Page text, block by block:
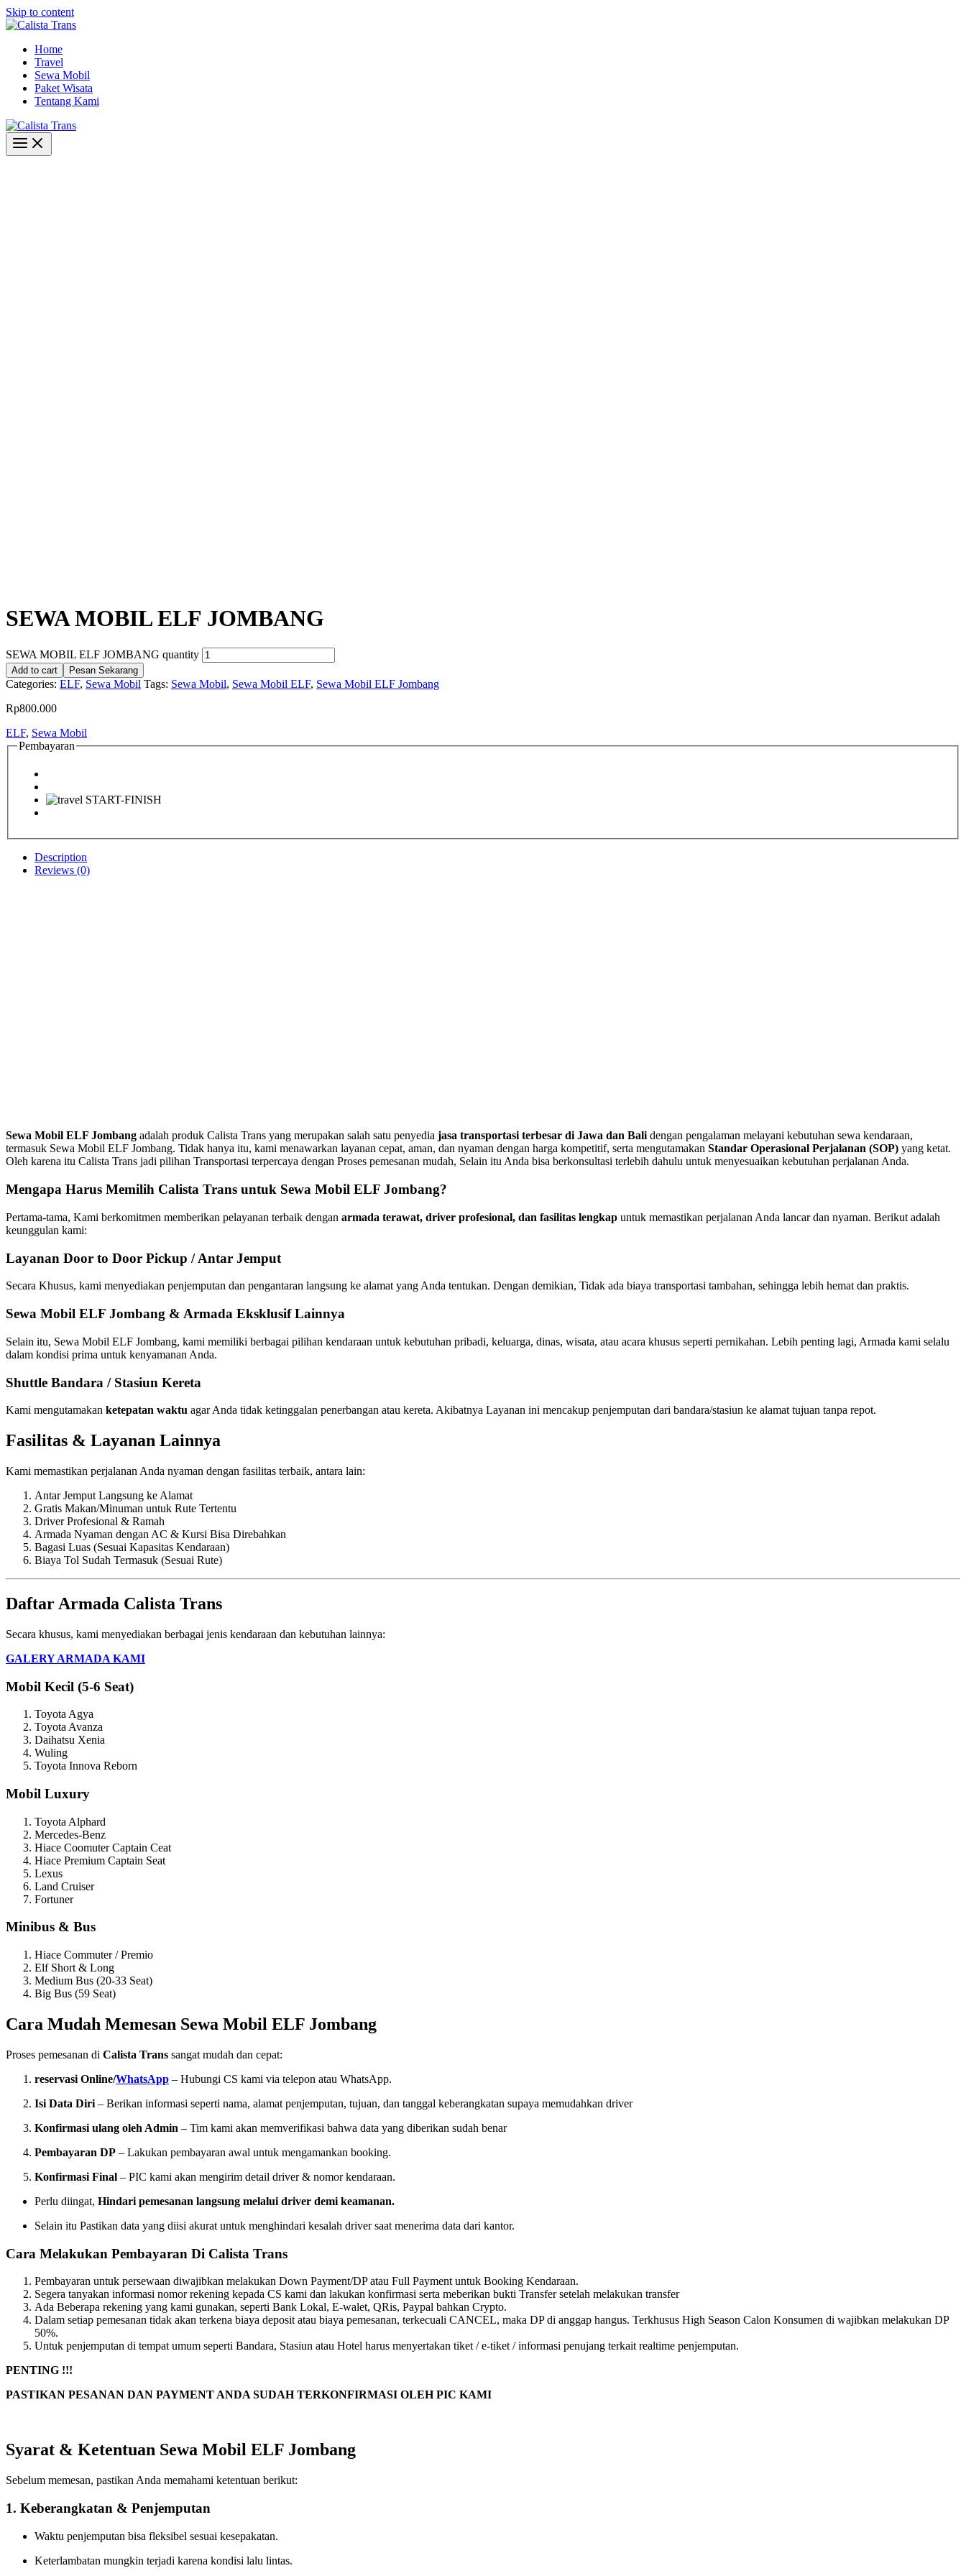
Skip to content
Home
Travel
Sewa Mobil
Paket Wisata
Tentang Kami
SEWA MOBIL ELF JOMBANG
SEWA MOBIL ELF JOMBANG quantity
Add to cart Pesan Sekarang
Categories: ELF, Sewa Mobil Tags: Sewa Mobil, Sewa Mobil ELF, Sewa Mobil ELF Jombang
Rp800.000
ELF, Sewa Mobil
Pembayaran
Description
Reviews (0)
Sewa Mobil ELF Jombang adalah produk Calista Trans yang merupakan salah satu penyedia jasa transportasi terbesar di Jawa dan Balidengan pengalaman melayani kebutuhan sewa kendaraan,
termasuk Sewa Mobil ELF Jombang. Tidak hanya itu, kami menawarkan layanan cepat, aman, dan nyaman dengan harga kompetitif, serta mengutamakan Standar Operasional Perjalanan (SOP) yang ketat.
Oleh karena itu Calista Trans jadi pilihan Transportasi terpercaya dengan Proses pemesanan mudah, Selain itu Anda bisa berkonsultasi terlebih dahulu untuk menyesuaikan kebutuhan perjalanan Anda.
Mengapa Harus Memilih Calista Trans untuk Sewa Mobil ELF Jombang?
Pertama-tama, Kami berkomitmen memberikan pelayanan terbaik dengan armada terawat, driver profesional, dan fasilitas lengkap untuk memastikan perjalanan Anda lancar dan nyaman. Berikut adalah
keunggulan kami:
Layanan Door to Door Pickup / Antar Jemput
Secara Khusus, kami menyediakan penjemputan dan pengantaran langsung ke alamat yang Anda tentukan. Dengan demikian, Tidak ada biaya transportasi tambahan, sehingga lebih hemat dan praktis.
Sewa Mobil ELF Jombang & Armada Eksklusif Lainnya
Selain itu, Sewa Mobil ELF Jombang, kami memiliki berbagai pilihan kendaraan untuk kebutuhan pribadi, keluarga, dinas, wisata, atau acara khusus seperti pernikahan. Lebih penting lagi, Armada kami selalu
dalam kondisi prima untuk kenyamanan Anda.
Shuttle Bandara / Stasiun Kereta
Kami mengutamakan ketepatan waktu agar Anda tidak ketinggalan penerbangan atau kereta. Akibatnya Layanan ini mencakup penjemputan dari bandara/stasiun ke alamat tujuan tanpa repot.
Fasilitas & Layanan Lainnya
Kami memastikan perjalanan Anda nyaman dengan fasilitas terbaik, antara lain:
Antar Jemput Langsung ke Alamat
Gratis Makan/Minuman untuk Rute Tertentu
Driver Profesional & Ramah
Armada Nyaman dengan AC & Kursi Bisa Direbahkan
Bagasi Luas (Sesuai Kapasitas Kendaraan)
Biaya Tol Sudah Termasuk (Sesuai Rute)
Daftar Armada Calista Trans
Secara khusus, kami menyediakan berbagai jenis kendaraan dan kebutuhan lainnya:
GALERY ARMADA KAMI
Mobil Kecil (5-6 Seat)
Toyota Agya
Toyota Avanza
Daihatsu Xenia
Wuling
Toyota Innova Reborn
Mobil Luxury
Toyota Alphard
Mercedes-Benz
Hiace Coomuter Captain Ceat
Hiace Premium Captain Seat
Lexus
Land Cruiser
Fortuner
Minibus & Bus
Hiace Commuter / Premio
Elf Short & Long
Medium Bus (20-33 Seat)
Big Bus (59 Seat)
Cara Mudah Memesan Sewa Mobil ELF Jombang
Proses pemesanan di Calista Trans sangat mudah dan cepat:
reservasi Online/WhatsApp – Hubungi CS kami via telepon atau WhatsApp.
Isi Data Diri – Berikan informasi seperti nama, alamat penjemputan, tujuan, dan tanggal keberangkatan supaya memudahkan driver
Konfirmasi ulang oleh Admin – Tim kami akan memverifikasi bahwa data yang diberikan sudah benar
Pembayaran DP – Lakukan pembayaran awal untuk mengamankan booking.
Konfirmasi Final – PIC kami akan mengirim detail driver & nomor kendaraan.
Perlu diingat, Hindari pemesanan langsung melalui driver demi keamanan.
Selain itu Pastikan data yang diisi akurat untuk menghindari kesalah driver saat menerima data dari kantor.
Cara Melakukan Pembayaran Di Calista Trans
Pembayaran untuk persewaan diwajibkan melakukan Down Payment/DP atau Full Payment untuk Booking Kendaraan.
Segera tanyakan informasi nomor rekening kepada CS kami dan lakukan konfirmasi serta meberikan bukti Transfer setelah melakukan transfer
Ada Beberapa rekening yang kami gunakan, seperti Bank Lokal, E-walet, QRis, Paypal bahkan Crypto.
Dalam setiap pemesanan tidak akan terkena biaya deposit atau biaya pemesanan, terkecuali CANCEL, maka DP di anggap hangus. Terkhusus High Season Calon Konsumen di wajibkan melakukan DP
50%.
Untuk penjemputan di tempat umum seperti Bandara, Stasiun atau Hotel harus menyertakan tiket / e-tiket / informasi penujang terkait realtime penjemputan.
PENTING !!!
PASTIKAN PESANAN DAN PAYMENT ANDA SUDAH TERKONFIRMASI OLEH PIC KAMI
Syarat & Ketentuan Sewa Mobil ELF Jombang
Sebelum memesan, pastikan Anda memahami ketentuan berikut:
1. Keberangkatan & Penjemputan
Waktu penjemputan bisa fleksibel sesuai kesepakatan.
Keterlambatan mungkin terjadi karena kondisi lalu lintas.